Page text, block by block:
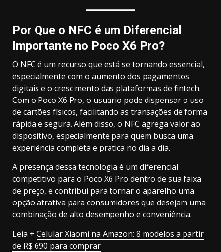
Por Que o NFC é um Diferencial
Importante no Poco X6 Pro?
O NFC é um recurso que está se tornando essencial,
especialmente com o aumento dos pagamentos
digitais e o crescimento das plataformas de fintech.
Com o Poco X6 Pro, o usuário pode dispensar o uso
de cartões físicos, facilitando as transações de forma
rápida e segura. Além disso, o NFC agrega valor ao
dispositivo, especialmente para quem busca uma
experiência completa e prática no dia a dia.
A presença dessa tecnologia é um diferencial
competitivo para o Poco X6 Pro dentro de sua faixa
de preço, e contribui para tornar o aparelho uma
opção atrativa para consumidores que desejam uma
combinação de alto desempenho e conveniência.
Leia + Celular Xiaomi na Amazon: 8 modelos a partir
de R$ 690 para comprar